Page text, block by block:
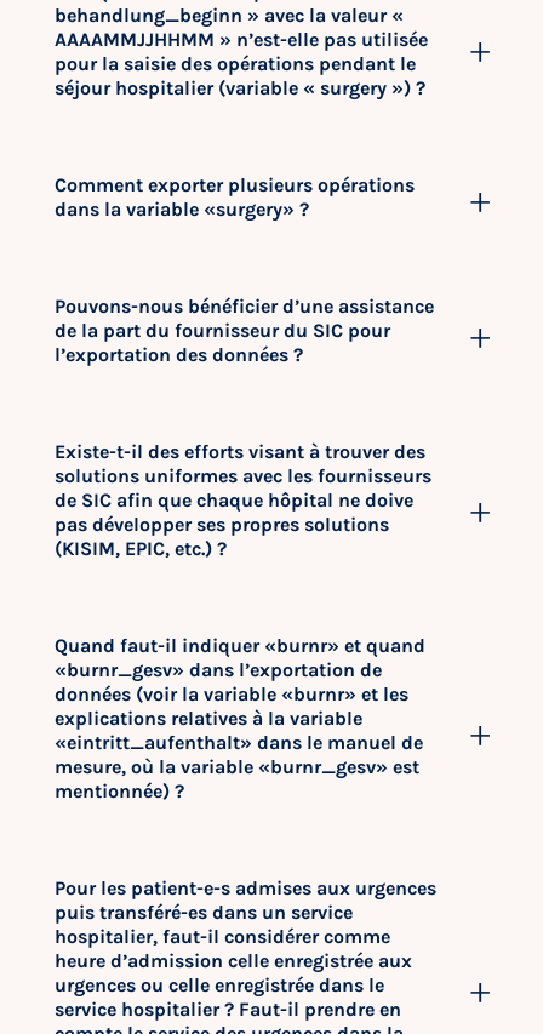
behandlung_beginn » avec la valeur «
AAAAMMJJHHMM » n’est-elle pas utilisée
pour la saisie des opérations pendant le
séjour hospitalier (variable « surgery ») ?
Comment exporter plusieurs opérations
dans la variable «surgery» ?
Pouvons-nous bénéficier d’une assistance
de la part du fournisseur du SIC pour
l’exportation des données ?
Existe-t-il des efforts visant à trouver des
solutions uniformes avec les fournisseurs
de SIC afin que chaque hôpital ne doive
pas développer ses propres solutions
(KISIM, EPIC, etc.) ?
Quand faut-il indiquer «burnr» et quand
«burnr_gesv» dans l’exportation de
données (voir la variable «burnr» et les
explications relatives à la variable
«eintritt_aufenthalt» dans le manuel de
mesure, où la variable «burnr_gesv» est
mentionnée) ?
Pour les patient-e-s admises aux urgences
puis transféré-es dans un service
hospitalier, faut-il considérer comme
heure d’admission celle enregistrée aux
urgences ou celle enregistrée dans le
service hospitalier ? Faut-il prendre en